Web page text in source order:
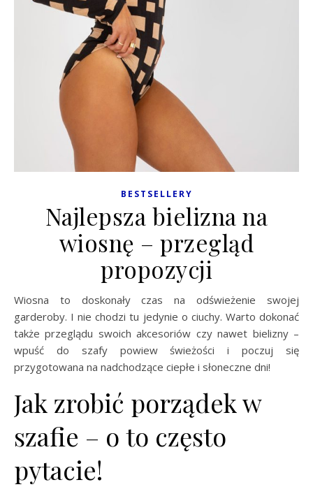
BESTSELLERY
Najlepsza bielizna na
wiosnę – przegląd
propozycji
Wiosna to doskonały czas na odświeżenie swojej
garderoby. I nie chodzi tu jedynie o ciuchy. Warto dokonać
także przeglądu swoich akcesoriów czy nawet bielizny –
wpuść do szafy powiew świeżości i poczuj się
przygotowana na nadchodzące ciepłe i słoneczne dni!
Jak zrobić porządek w
szafie – o to często
pytacie!